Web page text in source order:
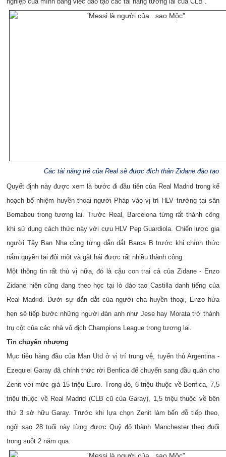
Các tài năng trẻ của Real sẽ được đích thân Zidane đào tạo
Quyết định này được xem là bước đi đầu tiên của Real Madrid trong kế
hoạch bổ nhiệm huyền thoại người Pháp vào vị trí HLV trưởng tại sân
Bernabeu trong tương lai. Trước Real, Barcelona từng rất thành công
khi sử dụng cách thức này với cựu HLV Pep Guardiola. Chiến lược gia
người Tây Ban Nha cũng từng dẫn dắt Barca B trước khi chính thức
nắm quyền tại đội một và gặt hái được rất nhiều thành công.
Một thông tin rất thú vị nữa, đó là cậu con trai cả của Zidane - Enzo
Zidane hiện cũng đang theo học tại lò đào tạo Castilla danh tiếng của
Real Madrid. Dưới sự dẫn dắt của người cha huyền thoại, Enzo hứa
hẹn sẽ tiếp bước những người đàn anh như Jese hay Morata trở thành
trụ cột của các nhà vô địch Champions League trong tương lai.
Tin chuyển nhượng
Mục tiêu hàng đầu của Man Utd ở vị trí trung vệ, tuyển thủ Argentina -
Ezequiel Garay đã chính thức rời Benfica để chuyển sang đầu quân cho
Zenit với mức giá 15 triệu Euro. Trong đó, 6 triệu thuộc về Benfica, 7,5
triệu thuộc về Real Madrid (CLB cũ của Garay), 1,5 triệu thuộc về bên
thứ 3 sở hữu Garay. Trước khi lựa chọn Zenit làm bến đỗ tiếp theo,
ngôi sao 28 tuổi này từng được Quỷ đỏ thành Manchester theo đuổi
trong suốt 2 năm qua.